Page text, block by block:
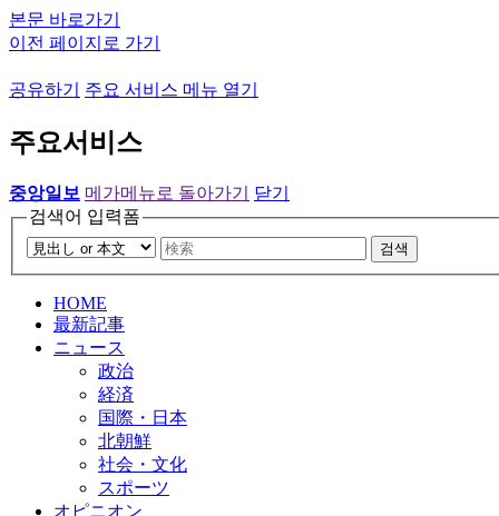
본문 바로가기
이전 페이지로 가기
공유하기 주요 서비스 메뉴 열기
주요서비스
중앙일보 메가메뉴로 돌아가기
닫기
검색어 입력폼
검색
HOME
最新記事
ニュース
政治
経済
国際・日本
北朝鮮
社会・文化
スポーツ
オピニオン